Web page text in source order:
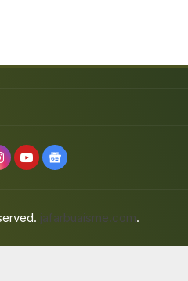
jafarbuaisme.com.